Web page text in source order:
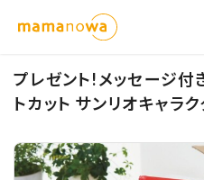
プレゼント!メッセージ
トカット サンリオキャラ